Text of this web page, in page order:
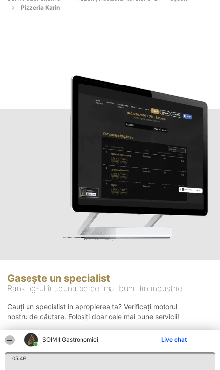
ȘOIMII Gastronomiei Live chat
05:49
Pizzeria Karin
Gasește un specialist
Ranking-ul îi adună pe cei mai buni din industrie
Cauți un specialist in apropierea ta? Verificați motorul
nostru de căutare. Folosiți doar cele mai bune servicii!